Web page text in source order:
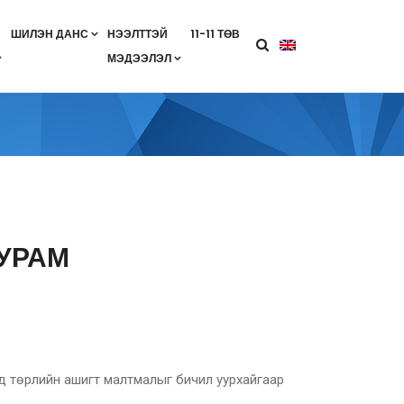
ШИЛЭН ДАНС
НЭЭЛТТЭЙ
МЭДЭЭЛЭЛ
11-11 ТӨВ
төрлийн ашигт малтмалыг бичил уурхайгаар